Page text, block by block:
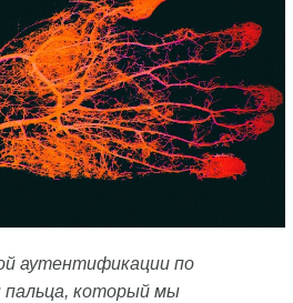
аутентификации по
пальца, который мы